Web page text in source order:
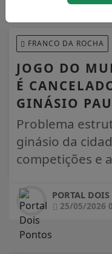
FRANCO DA ROCHA
JOGO DO
É
GINÁSIO
Problema
ginásio da
competições e
PORTAL DOIS
25/05/2026